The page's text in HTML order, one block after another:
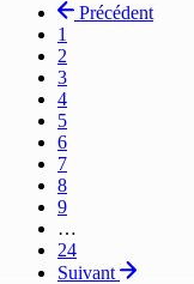
Précédent
Page
1
Page
courante
2
Page
3
Page
4
Page
5
Page
6
Page
7
Page
8
Page
9
…
Dernière
page
24
Suivant